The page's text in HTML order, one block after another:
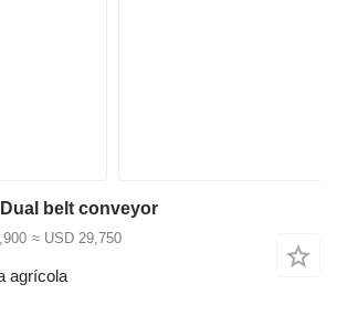
belt conveyor
≈ USD 29,750
agrícola